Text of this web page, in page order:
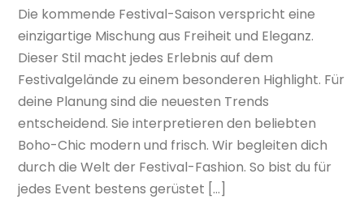
Die kommende Festival-Saison verspricht eine
einzigartige Mischung aus Freiheit und Eleganz.
Dieser Stil macht jedes Erlebnis auf dem
Festivalgelände zu einem besonderen Highlight. Für
deine Planung sind die neuesten Trends
entscheidend. Sie interpretieren den beliebten
Boho-Chic modern und frisch. Wir begleiten dich
durch die Welt der Festival-Fashion. So bist du für
jedes Event bestens gerüstet […]